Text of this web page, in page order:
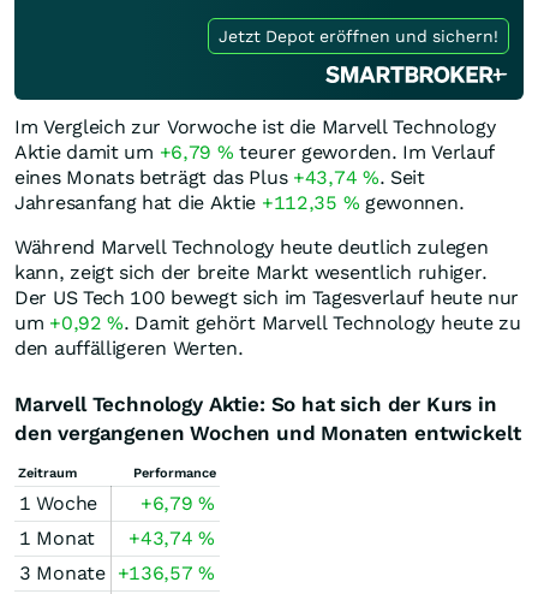
Jetzt Depot eröffnen und sichern!
Im Vergleich zur Vorwoche ist die Marvell Technology
Aktie damit um +6,79 % teurer geworden. Im Verlauf
eines Monats beträgt das Plus +43,74 %. Seit
Jahresanfang hat die Aktie +112,35 % gewonnen.
Während Marvell Technology heute deutlich zulegen
kann, zeigt sich der breite Markt wesentlich ruhiger.
Der US Tech 100 bewegt sich im Tagesverlauf heute nur
um +0,92%. Damit gehört Marvell Technology heute zu
den auffälligeren Werten.
Marvell Technology Aktie: So hat sich der Kurs in
den vergangenen Wochen und Monaten entwickelt
Zeitraum Performance
1 Woche +6,79%
1 Monat
+43,74%
3 Monate +136,57%